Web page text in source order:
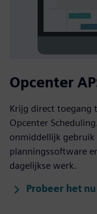
Opcenter
Krijg direct toegang
Opcenter
onmiddellijk gebruik
planningssoftware
dagelijkse werk.
Probeer het nu